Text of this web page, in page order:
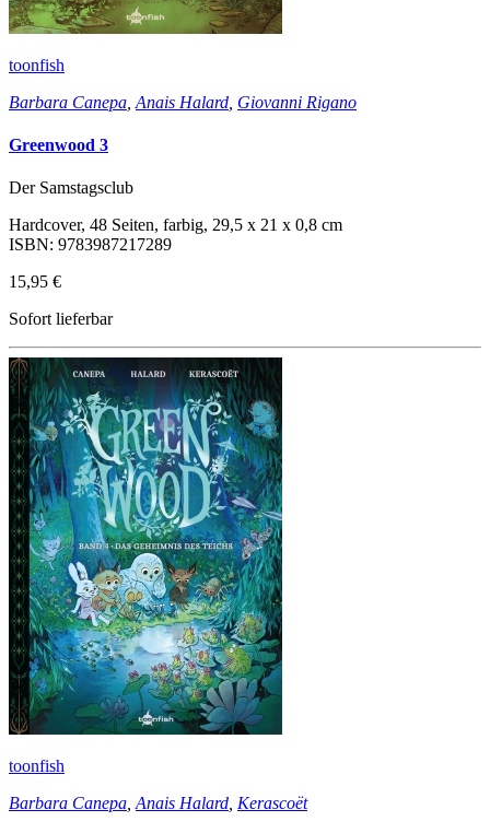
toonfish
Barbara Canepa Anais Halard Giovanni Rigano
Greenwood 3
Der Samstagsclub
Hardcover, 48 Seiten, farbig, 29,5 x 21 x 0,8 cm
ISBN: 9783987217289
15,95 €
Sofort lieferbar
toonfish
Barbara Canepa Anais Halard Kerascoët